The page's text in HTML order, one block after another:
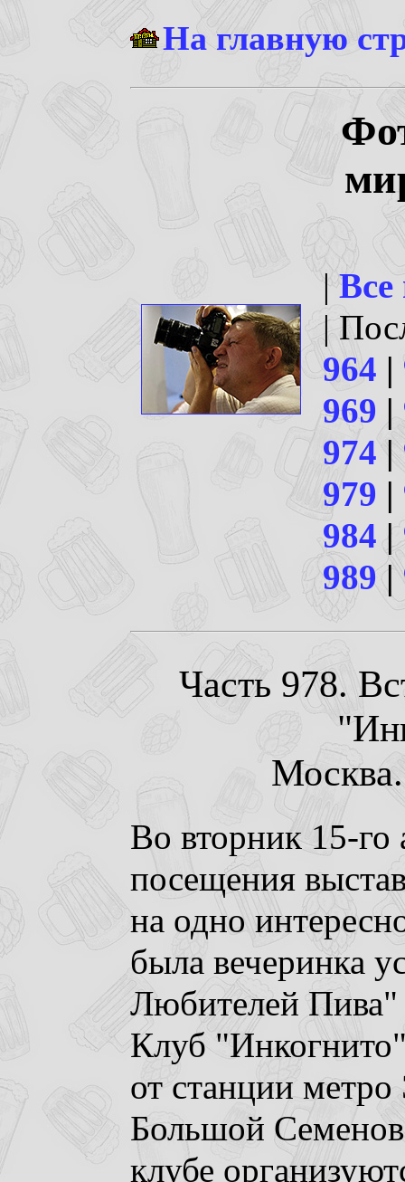
На главную
|
|
964 |
969 |
974|
979 |
984 |
989|
Часть 978.
Во вторник 15-го
посещения
на одно
была вечеринка
Любителей Пива"
Клуб
от станции метро
Большой
клубе